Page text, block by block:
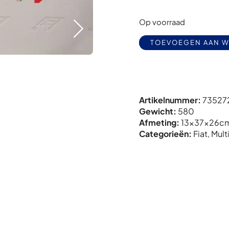
Op voorraad
TOEVOEGEN AAN
Artikelnummer:
Gewicht: 580
Afmeting: 13x37x
Categorieën: Fiat,